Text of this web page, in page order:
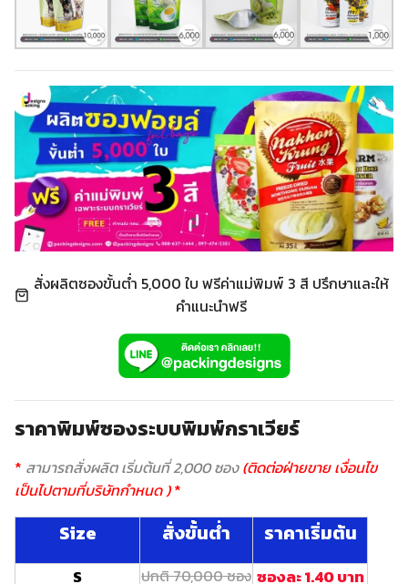
สั่งผลิตซองขั้นต่ำ 5,000 ใบ ฟรีค่าแม่พิมพ์ 3 สี ปรึกษาและให้
คำแนะนำฟรี
ราคาพิมพ์ซองระบบพิมพ์กราเวียร์
* สามารถสั่งผลิต เริ่มต้นที่ 2,000 ซอง(ติดต่อฝ่ายขาย เงื่อนไข
เป็นไปตามที่บริษัทกำหนด ) *
Size สั่งขั้นต่ำ ราคาเริ่มต้น
S ปกติ 70,000 ซอง ซองละ 1.40 บาท